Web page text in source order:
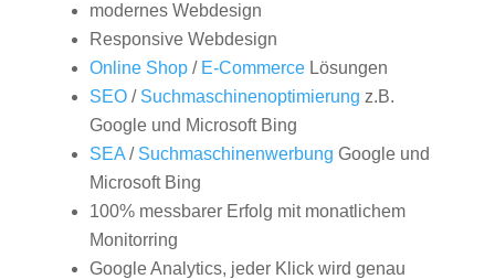
modernes Webdesign
Responsive Webdesign
Online Shop/ E-CommerceLösungen
SEO/ Suchmaschinenoptimierung z.B.
Google und Microsoft Bing
SEA/ Suchmaschinenwerbung Google und
Microsoft Bing
100% messbarer Erfolg mit monatlichem
Monitorring
Google Analytics, jeder Klick wird genau